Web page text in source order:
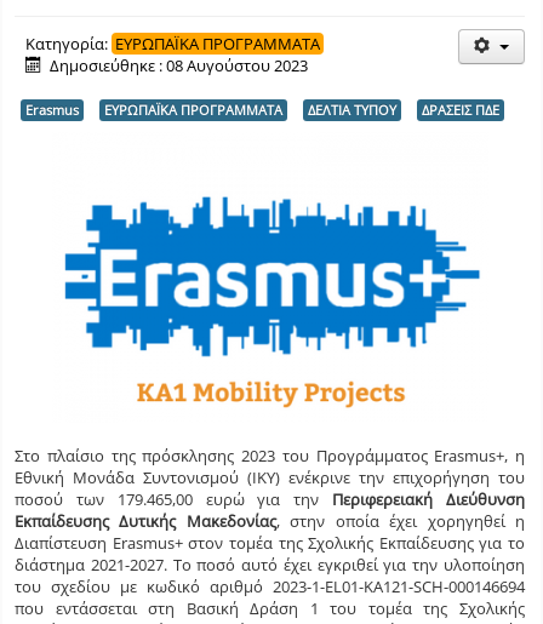
Κατηγορία: ΕΥΡΩΠΑΪΚΑ ΠΡΟΓΡΑΜΜΑΤΑ
Δημοσιεύθηκε : 08 Αυγούστου 2023
Erasmus ΕΥΡΩΠΑΪΚΑ ΠΡΟΓΡΑΜΜΑΤΑ ΔΕΛΤΙΑ ΤΥΠΟΥ ΔΡΑΣΕΙΣ ΠΔΕ
Στο πλαίσιο της πρόσκλησης 2023 του Προγράμματος Erasmus+, η
Εθνική Μονάδα Συντονισμού (ΙΚΥ) ενέκρινε την επιχορήγηση του
ποσού των 179.465,00 ευρώ για την Περιφερειακή Διεύθυνση
Εκπαίδευσης Δυτικής Μακεδονίας, στην οποία έχει χορηγηθεί η
Διαπίστευση Erasmus+ στον τομέα της Σχολικής Εκπαίδευσης για το
διάστημα 2021-2027. Το ποσό αυτό έχει εγκριθεί για την υλοποίηση
του σχεδίου με κωδικό αριθμό 2023-1-EL01-KA121-SCH-000146694
που εντάσσεται στη Βασική Δράση 1 του τομέα της Σχολικής